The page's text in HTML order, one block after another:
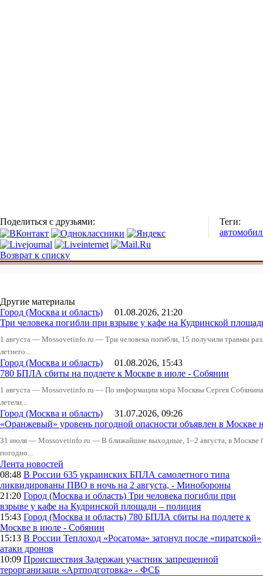
Поделиться с друзьями:
Теги:
Возврат к списку
Другие материалы
Город (Москва и область) 01.08.2026, 21:20
Три человека погибли при взрыве у кафе на Кудринской
1 августа — Mossovetinfo.ru — Три человека погибли, 15 получили травмы
летнего...
Город (Москва и область) 01.08.2026, 15:43
780 БПЛА сбиты на подлете к Москве в июле - Собянин
1 августа — Mossovetinfo.ru — По информации мэра Москвы Сергея
летели...
Город (Москва и область) 31.07.2026, 09:26
«Оранжевый» уровень погодной опасности объявлен в Москве
31 июля — Mossovetinfo.ru — В ближайшие выходные, 1–2 августа, в Москве
погодно...
Лента новостей
08:48 В России 635 украинских БПЛА самолетного типа
ликвидированы ПВО в ночь на 2 августа, - Минобороны
21:20 Город (Москва и область) Три человека погибли при
взрыве у кафе на Кудринской площади – полиция
15:43 Город (Москва и область) 780 БПЛА сбиты на подлете к
Москве в июле - Собянин
15:13 В России Теплоход «Росатома» затонул после «пиратской»
атаки дронов
10:09 Происшествия Задержан участник запрещенной
терорганизаци «Артподготовка» - ФСБ